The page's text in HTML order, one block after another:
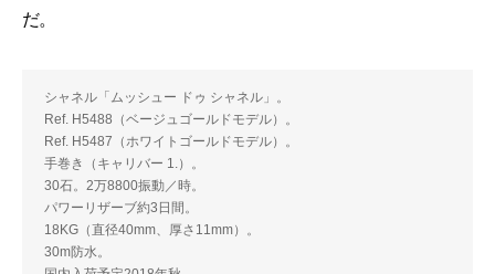
だ。
シャネル「ムッシュー ドゥ シャネル」。
Ref. H5488（ベージュゴールドモデル）。
Ref. H5487（ホワイトゴールドモデル）。
手巻き（キャリバー 1.）。
30石。2万8800振動／時。
パワーリザーブ約3日間。
18KG（直径40mm、厚さ11mm）。
30m防水。